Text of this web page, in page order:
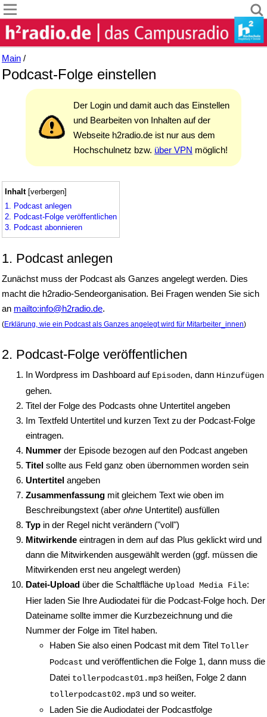
Main /
Podcast-Folge einstellen
Der Login und damit auch das Einstellen
und Bearbeiten von Inhalten auf der
Webseite h2radio.de ist nur aus dem
Hochschulnetz bzw. über VPN möglich!
Inhalt[verbergen]
1. Podcast anlegen
2. Podcast-Folge veröffentlichen
3. Podcast abonnieren
1. Podcast anlegen
Zunächst muss der Podcast als Ganzes angelegt werden. Dies
macht die h2radio-Sendeorganisation. Bei Fragen wenden Sie sich
an mailto:info@h2radio.de.
(Erklärung, wie ein Podcast als Ganzes angelegt wird für Mitarbeiter_innen)
2. Podcast-Folge veröffentlichen
In Wordpress im Dashboard auf Episoden, dann Hinzufügen
gehen.
Titel der Folge des Podcasts ohne Untertitel angeben
Im Textfeld Untertitel und kurzen Text zu der Podcast-Folge
eintragen.
Nummer der Episode bezogen auf den Podcast angeben
Titel sollte aus Feld ganz oben übernommen worden sein
Untertitel angeben
Zusammenfassung mit gleichem Text wie oben im
Beschreibungstext (aber ohne Untertitel) ausfüllen
Typ in der Regel nicht verändern ("voll")
Mitwirkende eintragen in dem auf das Plus geklickt wird und
dann die Mitwirkenden ausgewählt werden (ggf. müssen die
Mitwirkenden erst neu angelegt werden)
Datei-Upload über die Schaltfläche Upload Media File:
Hier laden Sie Ihre Audiodatei für die Podcast-Folge hoch. Der
Dateiname sollte immer die Kurzbezeichnung und die
Nummer der Folge im Titel haben.
Haben Sie also einen Podcast mit dem Titel Toller
Podcast und veröffentlichen die Folge 1, dann muss die
Datei tollerpodcast01.mp3 heißen, Folge 2 dann
tollerpodcast02.mp3 und so weiter.
Laden Sie die Audiodatei der Podcastfolge